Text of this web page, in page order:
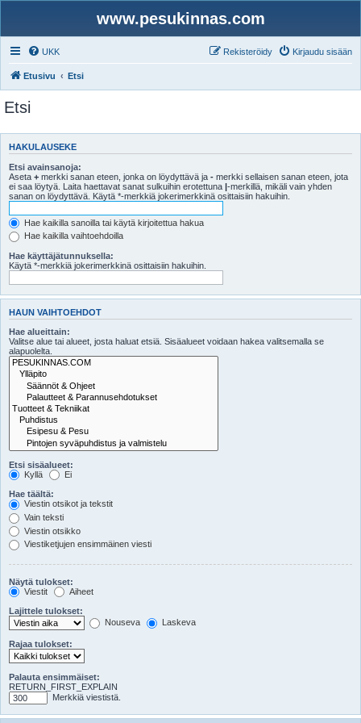
www.pesukinnas.com
UKK Kirjaudu sisään
Rekisteröidy
Etusivu Etsi
Etsi
HAKULAUSEKE
Etsi avainsanoja:
Aseta + merkki sanan eteen, jonka on löydyttävä ja - merkki sellaisen sanan eteen, jota
ei saa löytyä. Laita haettavat sanat sulkuihin erotettuna |-merkillä, mikäli vain yhden
sanan on löydyttävä. Käytä *-merkkiä jokerimerkkinä osittaisiin hakuihin.
Hae kaikilla sanoilla tai käytä kirjoitettua hakua
Hae kaikilla vaihtoehdoilla
Hae käyttäjätunnuksella:
Käytä *-merkkiä jokerimerkkinä osittaisiin hakuihin.
HAUN VAIHTOEHDOT
Hae alueittain:
Valitse alue tai alueet, josta haluat etsiä. Sisäalueet voidaan hakea valitsemalla se
alapuolelta.
Etsi sisäalueet:
Kyllä
Ei
Hae täältä:
Viestin otsikot ja tekstit
Vain teksti
Viestin otsikko
Viestiketjujen ensimmäinen viesti
Näytä tulokset:
Viestit
Aiheet
Lajittele tulokset:
Nouseva
Laskeva
Rajaa tulokset:
Palauta ensimmäiset:
RETURN_FIRST_EXPLAIN
Merkkiä viestistä.